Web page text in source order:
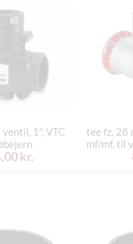
1", VTC
kr.
tee fz, 28
mf/mf, til